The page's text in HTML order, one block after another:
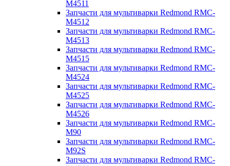
M4511
Запчасти для мультиварки Redmond RMC-
M4512
Запчасти для мультиварки Redmond RMC-
M4513
Запчасти для мультиварки Redmond RMC-
M4515
Запчасти для мультиварки Redmond RMC-
M4524
Запчасти для мультиварки Redmond RMC-
M4525
Запчасти для мультиварки Redmond RMC-
M4526
Запчасти для мультиварки Redmond RMC-
M90
Запчасти для мультиварки Redmond RMC-
M92S
Запчасти для мультиварки Redmond RMC-